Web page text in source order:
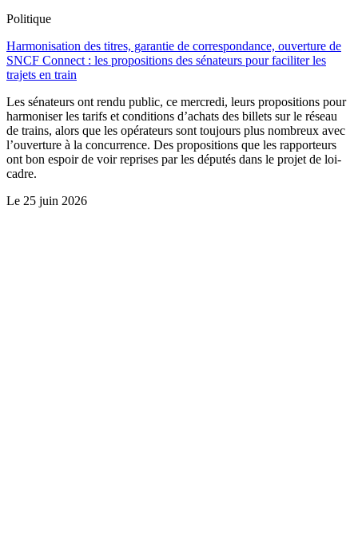
Politique
Harmonisation des titres, garantie de correspondance, ouverture de
SNCF Connect : les propositions des sénateurs pour faciliter les
trajets en train
Les sénateurs ont rendu public, ce mercredi, leurs propositions pour
harmoniser les tarifs et conditions d’achats des billets sur le réseau
de trains, alors que les opérateurs sont toujours plus nombreux avec
l’ouverture à la concurrence. Des propositions que les rapporteurs
ont bon espoir de voir reprises par les députés dans le projet de loi-
cadre.
Le 25 juin 2026